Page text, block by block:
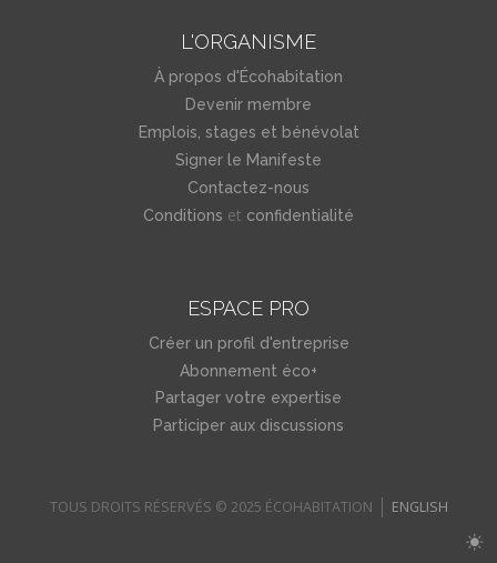
L'ORGANISME
À propos d'Écohabitation
Devenir membre
Emplois, stages et bénévolat
Signer le Manifeste
Contactez-nous
Conditions et confidentialité
ESPACE PRO
Créer un profil d'entreprise
Abonnement éco+
Partager votre expertise
Participer aux discussions
TOUS DROITS RÉSERVÉS © 2025 ÉCOHABITATION ENGLISH